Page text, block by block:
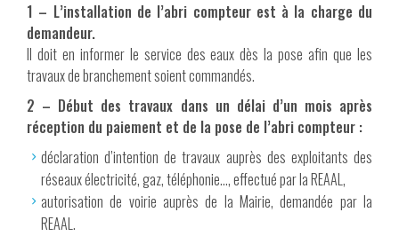
1 – L’installation de l’abri compteur est à la charge du
demandeur.
Il doit en informer le service des eaux dès la pose afin que les
travaux de branchement soient commandés.
2 – Début des travaux dans un délai d’un mois après
réception du paiement et de la pose de l’abri compteur :
déclaration d’intention de travaux auprès des exploitants des
réseaux électricité, gaz, téléphonie…, effectué par la REAAL,
autorisation de voirie auprès de la Mairie, demandée par la
REAAL.